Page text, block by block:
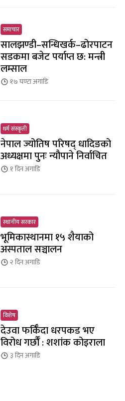
समाचार
सालझण्डी–सन्धिखर्क–ढोरपाटन
सडकमा बजेट पर्याप्त छ: मन्त्री
लम्साल
१७ घण्टाअगाडि
धर्म संस्कृती
नेपाल ज्योतिष परिषद् धादिङको
अध्यक्षमा पुनः न्यौपाने निर्वाचित
१ दिनअगाडि
स्थानीय सरकार
भूमिकास्थानमा १५ शैयाको
अस्पताल सञ्चालन
२ दिनअगाडि
विशेष
देउवा फर्किँदा धरपकड भए
विरोध गर्छौँं : शशांक कोइराला
३ दिनअगाडि